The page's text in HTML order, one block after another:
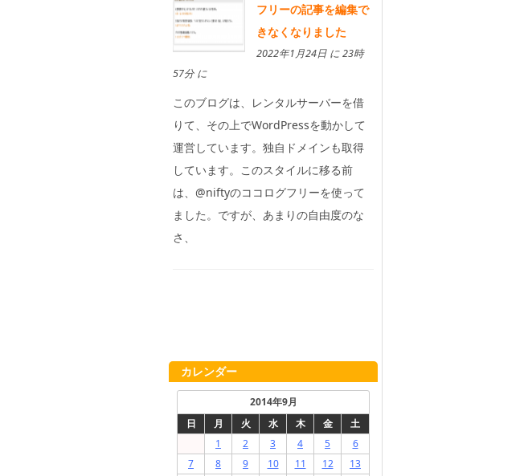
フリーの記事を編集で
きなくなりました
2022年1月24日 に 23時
57分 に
このブログは、レンタルサーバーを借
りて、その上でWordPressを動かして
運営しています。独自ドメインも取得
しています。このスタイルに移る前
は、@niftyのココログフリーを使って
ました。ですが、あまりの自由度のな
さ、
カレンダー
2014年9月
日
月 火 水 木 金
土
1
2 3 4 5
6
7
8 9 10 11 12
13